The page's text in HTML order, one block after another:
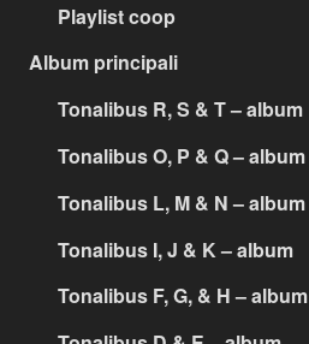
Playlist coop
Album principali
Tonalibus R, S & T – album
Tonalibus O, P & Q – album
Tonalibus L, M & N – album
Tonalibus I, J & K – album
Tonalibus F, G, & H – album